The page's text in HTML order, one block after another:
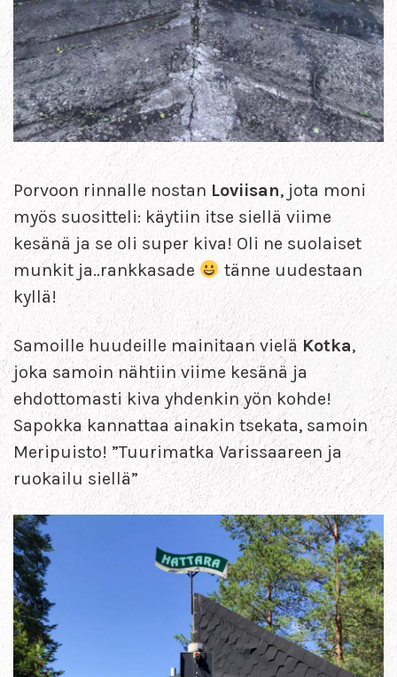
Porvoon rinnalle nostan Loviisan, jota moni
myös suositteli: käytiin itse siellä viime
kesänä ja se oli super kiva! Oli ne suolaiset
munkit ja..rankkasade
tänne uudestaan
kyllä!
Samoille huudeille mainitaan vielä Kotka,
joka samoin nähtiin viime kesänä ja
ehdottomasti kiva yhdenkin yön kohde!
Sapokka kannattaa ainakin tsekata, samoin
Meripuisto! ”Tuurimatka Varissaareen ja
ruokailu siellä”